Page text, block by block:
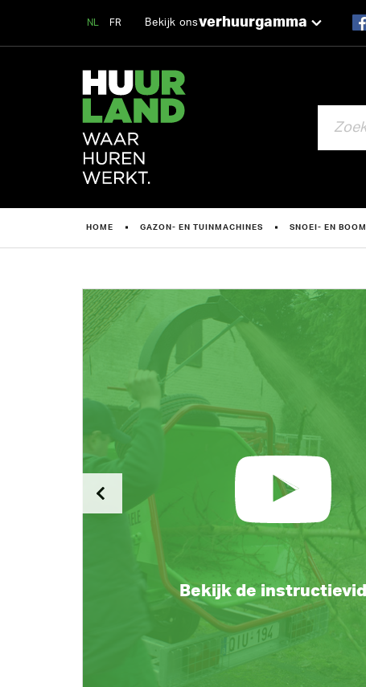
NL FR Bekijk onsverhuurgamma
HOME GAZON- EN TUINMACHINES SNOEI- EN
Bekijk de